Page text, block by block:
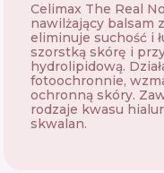
Celimax The Real
nawilżający balsam
eliminuje suchość i
szorstką skórę i
hydrolipidową.
fotoochronnie,
ochronną skóry.
rodzaje kwasu
skwalan.